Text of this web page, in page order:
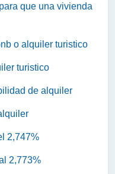
que una vivienda
o alquiler turistico
turistico
de alquiler
2,747%
2,773%